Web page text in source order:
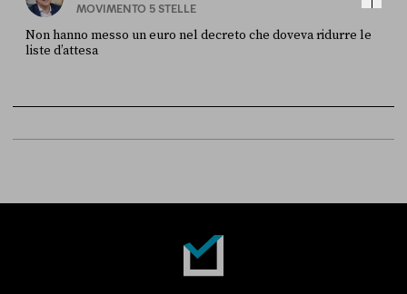
MOVIMENTO 5 STELLE
Non hanno messo un euro nel decreto che doveva ridurre le
liste d’attesa